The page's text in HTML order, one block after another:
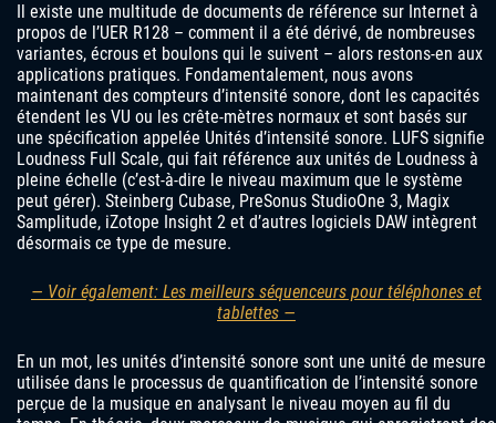
Il existe une multitude de documents de référence sur Internet à
propos de l’UER R128 – comment il a été dérivé, de nombreuses
variantes, écrous et boulons qui le suivent – alors restons-en aux
applications pratiques. Fondamentalement, nous avons
maintenant des compteurs d’intensité sonore, dont les capacités
étendent les VU ou les crête-mètres normaux et sont basés sur
une spécification appelée Unités d’intensité sonore. LUFS signifie
Loudness Full Scale, qui fait référence aux unités de Loudness à
pleine échelle (c’est-à-dire le niveau maximum que le système
peut gérer). Steinberg Cubase, PreSonus StudioOne 3, Magix
Samplitude, iZotope Insight 2 et d’autres logiciels DAW intègrent
désormais ce type de mesure.
— Voir également: Les meilleurs séquenceurs pour téléphones et
tablettes —
En un mot, les unités d’intensité sonore sont une unité de mesure
utilisée dans le processus de quantification de l’intensité sonore
perçue de la musique en analysant le niveau moyen au fil du